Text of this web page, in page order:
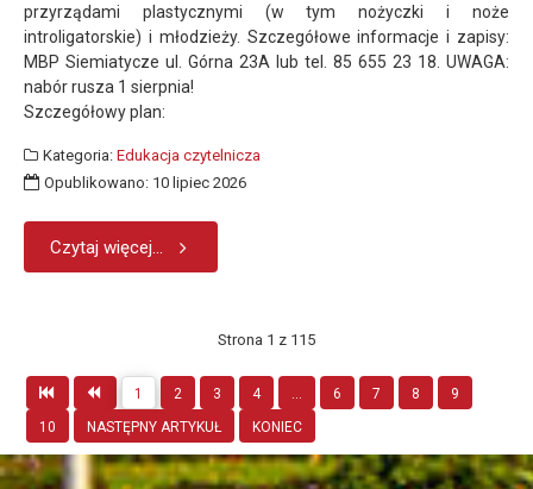
przyrządami plastycznymi (w tym nożyczki i noże
introligatorskie) i młodzieży. Szczegółowe informacje i zapisy:
MBP Siemiatycze ul. Górna 23A lub tel. 85 655 23 18. UWAGA:
nabór rusza 1 sierpnia!
Szczegółowy plan:
Kategoria: Edukacja czytelnicza
Opublikowano: 10 lipiec 2026
Czytaj więcej...
Strona 1 z 115
1 2 3 4 ... 6 7 8
9
10
NASTĘPNY ARTYKUŁ KONIEC